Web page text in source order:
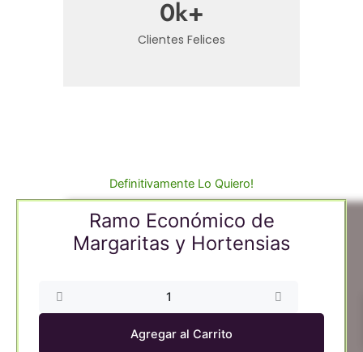
Clientes Felices
0k+
Definitivamente Lo Quiero!
Ramo Económico de
Margaritas y Hortensias
Agregar al Carrito